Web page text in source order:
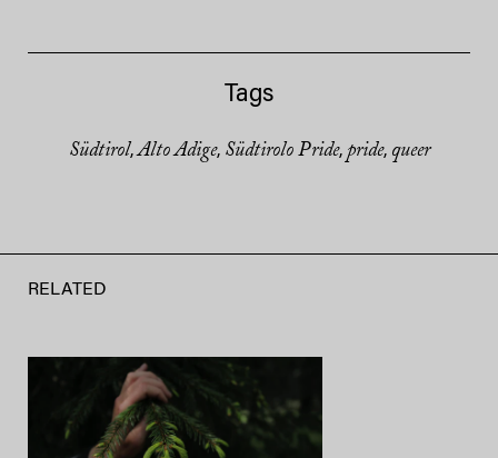
Tags
Südtirol,Alto Adige, Südtirolo Pride, pride, queer
RELATED